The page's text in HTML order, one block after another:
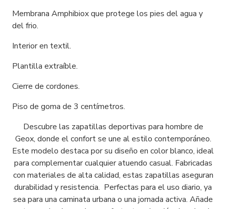
Membrana Amphibiox que protege los pies del agua y
del frio.
Interior en textil.
Plantilla extraíble.
Cierre de cordones.
Piso de goma de 3 centímetros.
Descubre las zapatillas deportivas para hombre de
Geox, donde el confort se une al estilo contemporáneo.
Este modelo destaca por su diseño en color blanco, ideal
para complementar cualquier atuendo casual. Fabricadas
con materiales de alta calidad, estas zapatillas aseguran
durabilidad y resistencia. Perfectas para el uso diario, ya
sea para una caminata urbana o una jornada activa. Añade